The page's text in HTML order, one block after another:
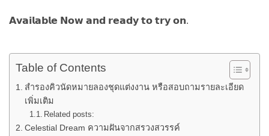
𝗔𝘃𝗮𝗶𝗹𝗮𝗯𝗹𝗲 𝗡𝗼𝘄 𝗮𝗻𝗱 𝗿𝗲𝗮𝗱𝘆 𝘁𝗼 𝘁𝗿𝘆 𝗼𝗻.
Table of Contents
สำรองคิวนัดหมายลองชุดแต่งงาน หรือสอบถามรายละเอียด
เพิ่มเติม
Related posts:
Celestial Dream ความฝันจากสรวงสวรรค์